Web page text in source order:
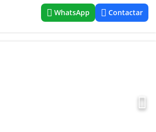
WhatsApp Contactar